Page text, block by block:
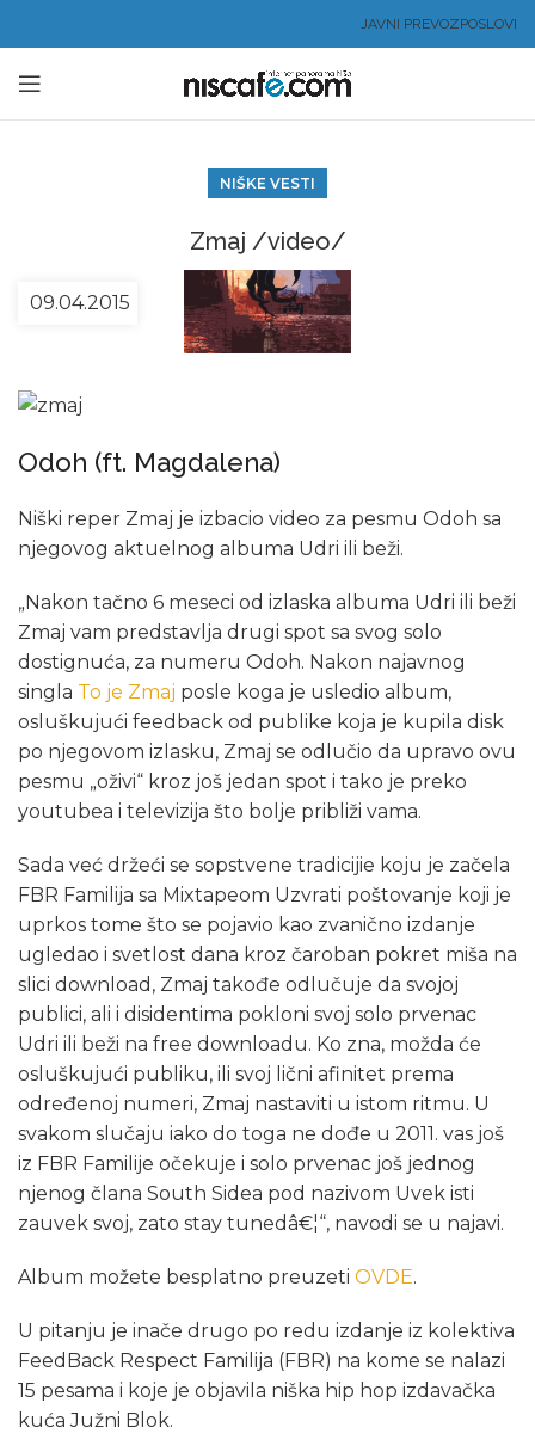
JAVNI PREVOZPOSLOVI
NIŠKE VESTI
Zmaj /video/
09.04.2015
Odoh (ft. Magdalena)
Niški reper Zmaj je izbacio video za pesmu Odoh sa
njegovog aktuelnog albuma Udri ili beži.
„Nakon tačno 6 meseci od izlaska albuma Udri ili beži
Zmaj vam predstavlja drugi spot sa svog solo
dostignuća, za numeru Odoh. Nakon najavnog
singla To je Zmaj posle koga je usledio album,
osluškujući feedback od publike koja je kupila disk
po njegovom izlasku, Zmaj se odlučio da upravo ovu
pesmu „oživi“ kroz još jedan spot i tako je preko
youtubea i televizija što bolje približi vama.
Sada već držeći se sopstvene tradicijie koju je začela
FBR Familija sa Mixtapeom Uzvrati poštovanje koji je
uprkos tome što se pojavio kao zvanično izdanje
ugledao i svetlost dana kroz čaroban pokret miša na
slici download, Zmaj takođe odlučuje da svojoj
publici, ali i disidentima pokloni svoj solo prvenac
Udri ili beži na free downloadu. Ko zna, možda će
osluškujući publiku, ili svoj lični afinitet prema
određenoj numeri, Zmaj nastaviti u istom ritmu. U
svakom slučaju iako do toga ne dođe u 2011. vas još
iz FBR Familije očekuje i solo prvenac još jednog
njenog člana South Sidea pod nazivom Uvek isti
zauvek svoj, zato stay tunedâ€¦“, navodi se u najavi.
Album možete besplatno preuzeti OVDE.
U pitanju je inače drugo po redu izdanje iz kolektiva
FeedBack Respect Familija (FBR) na kome se nalazi
15 pesama i koje je objavila niška hip hop izdavačka
kuća Južni Blok.